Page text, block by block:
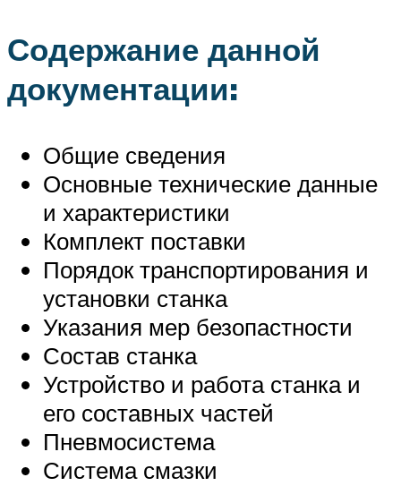
Содержание данной
документации:
Общие сведения
Основные технические данные
и характеристики
Комплект поставки
Порядок транспортирования и
установки станка
Указания мер безопастности
Состав станка
Устройство и работа станка и
его составных частей
Пневмосистема
Система смазки